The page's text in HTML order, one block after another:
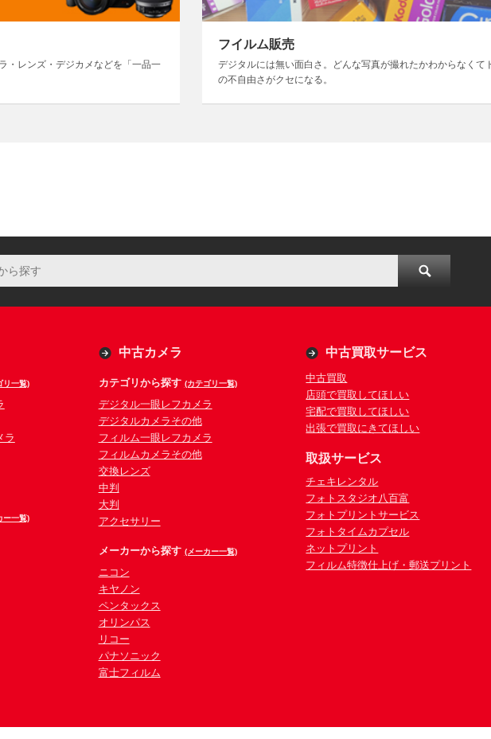
・レンズ・デジカメなどを「一品一
フイルム販売
デジタルには無い面白さ。どんな写真が撮れたかわからなくて
の不自由さがクセになる。
リ一覧)
ラ
ー一覧)
中古カメラ
カテゴリから探す (カテゴリ一覧)
デジタル一眼レフカメラ
デジタルカメラその他
フィルム一眼レフカメラ
フィルムカメラその他
交換レンズ
中判
大判
アクセサリー
メーカーから探す (メーカー一覧)
ニコン
キヤノン
ペンタックス
オリンパス
リコー
パナソニック
富士フィルム
中古買取サービス
中古買取
店頭で買取してほしい
宅配で買取してほしい
出張で買取にきてほしい
取扱サービス
チェキレンタル
フォトスタジオ八百富
フォトプリントサービス
フォトタイムカプセル
ネットプリント
フィルム特徴仕上げ・郵送プリント